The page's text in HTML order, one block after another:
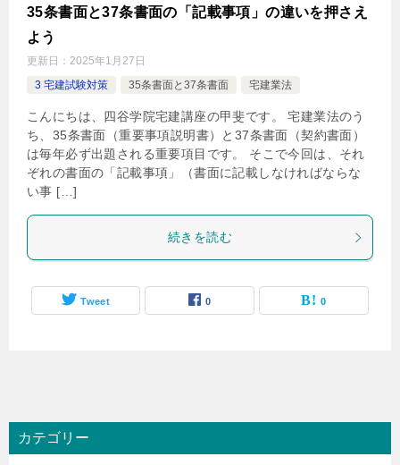
35条書面と37条書面の「記載事項」の違いを押さえ
よう
更新日： 2025年1月27日
3 宅建試験対策
35条書面と37条書面 宅建業法
こんにちは、四谷学院宅建講座の甲斐です。 宅建業法のう
ち、35条書面（重要事項説明書）と37条書面（契約書面）
は毎年必ず出題される重要項目です。 そこで今回は、それ
ぞれの書面の「記載事項」（書面に記載しなければならな
い事 […]
続きを読む
Tweet 0 0
カテゴリー